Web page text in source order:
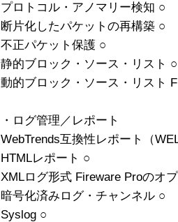
プロトコル・アノマリー検知 ○
断片化したパケットの再構築 ○
不正パケット保護 ○
静的ブロック・ソース・リスト ○
動的ブロック・ソース・リスト
・ログ管理／レポート
WebTrends互換性レポート（
HTMLレポート ○
XMLログ形式 Fireware Proのオ
暗号化済みログ・チャンネル ○
Syslog ○